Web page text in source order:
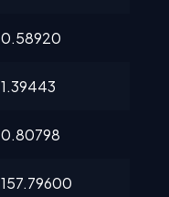
0.58920
1.39443
0.80798
157.79600